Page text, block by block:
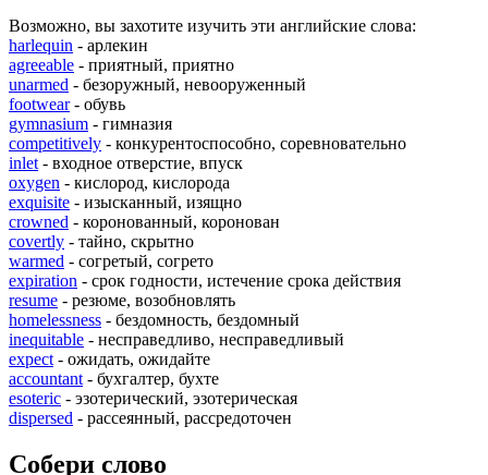
Возможно, вы захотите изучить эти английские слова:
harlequin - арлекин
agreeable - приятный, приятно
unarmed - безоружный, невооруженный
footwear- обувь
gymnasium - гимназия
competitively - конкурентоспособно, соревновательно
inlet - входное отверстие, впуск
oxygen - кислород, кислорода
exquisite - изысканный, изящно
crowned - коронованный, коронован
covertly - тайно, скрытно
warmed - согретый, согрето
expiration - срок годности, истечение срока действия
resume - резюме, возобновлять
homelessness - бездомность, бездомный
inequitable - несправедливо, несправедливый
expect - ожидать, ожидайте
accountant - бухгалтер, бухте
esoteric - эзотерический, эзотерическая
dispersed - рассеянный, рассредоточен
Собери слово